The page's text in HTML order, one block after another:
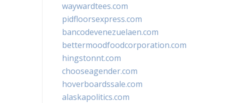
waywardtees.com
pidfloorsexpress.com
bancodevenezuelaen.com
bettermoodfoodcorporation.com
hingstonnt.com
chooseagender.com
hoverboardssale.com
alaskapolitics.com